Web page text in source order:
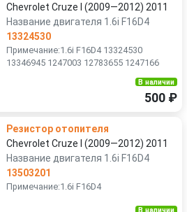
Chevrolet Cruze I (2009—2012) 2011
Название двигателя 1.6i F16D4
13324530
Примечание:1.6i F16D4 13324530
13346945 1247003 12783655 1247166
В наличии
500 ₽
Резистор отопителя
Chevrolet Cruze I (2009—2012) 2011
Название двигателя 1.6i F16D4
13503201
Примечание:1.6i F16D4
В наличии